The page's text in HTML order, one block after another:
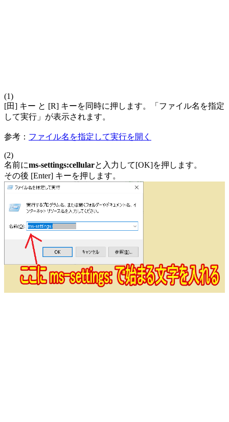
(1)
[田] キー と [R] キーを同時に押します。「ファイル名を指定
して実行」が表示されます。
参考： ファイル名を指定して実行を開く
(2)
名前にms-settings:cellularと入力して[OK]を押します。
その後 [Enter] キーを押します。